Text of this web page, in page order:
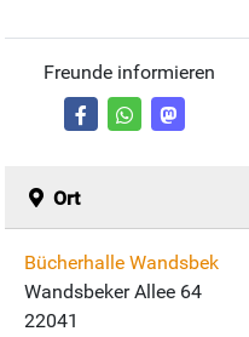
Freunde informieren
Ort
Bücherhalle Wandsbek
Wandsbeker Allee 64
22041